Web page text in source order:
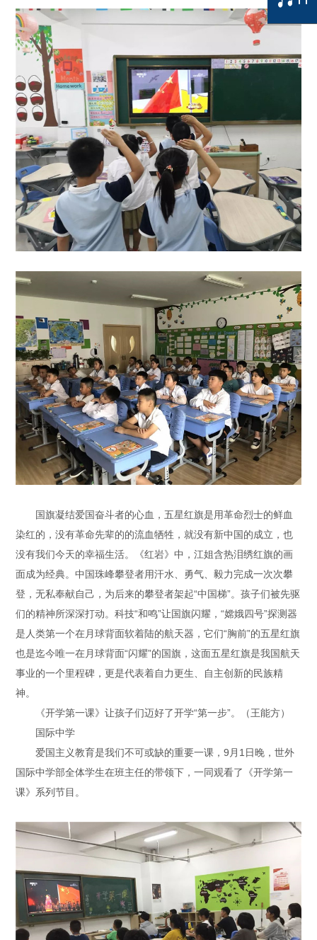
国旗凝结爱国奋斗者的心血，五星红旗是用革命烈士的鲜血
染红的，没有革命先辈的的流血牺牲，就没有新中国的成立，也
没有我们今天的幸福生活。《红岩》中，江姐含热泪绣红旗的画
面成为经典。中国珠峰攀登者用汗水、勇气、毅力完成一次次攀
登，无私奉献自己，为后来的攀登者架起“中国梯”。孩子们被先驱
们的精神所深深打动。科技“和鸣”让国旗闪耀，“嫦娥四号”探测器
是人类第一个在月球背面软着陆的航天器，它们“胸前”的五星红旗
也是迄今唯一在月球背面“闪耀”的国旗，这面五星红旗是我国航天
事业的一个里程碑，更是代表着自力更生、自主创新的民族精
神。
《开学第一课》让孩子们迈好了开学“第一步”。（王能方）
国际中学
爱国主义教育是我们不可或缺的重要一课，9月1日晚，世外
国际中学部全体学生在班主任的带领下，一同观看了《开学第一
课》系列节目。